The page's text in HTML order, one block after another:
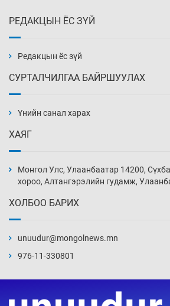
4 цаг 50 мин
5 цаг 20 мин
5 цаг 50 мин
6 цаг 5 мин
РЕДАКЦЫН ЁС ЗҮЙ
Редакцын ёс зүй
СУРТАЛЧИЛГАА БАЙРШУУЛАХ
Үнийн санал харах
ХАЯГ
Монгол Улс, Улаанбаатар 14200,
хороо, Алтангэрэлийн гудамж,
ХОЛБОО БАРИХ
unuudur@mongolnews.mn
976-11-330801